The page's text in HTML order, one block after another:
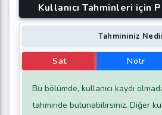
Kullanıcı Tahminleri için
Tahmininiz
Sat Nötr
Bu bölümde, kullanıcı kaydı
tahminde bulunabilirsiniz. Diğer